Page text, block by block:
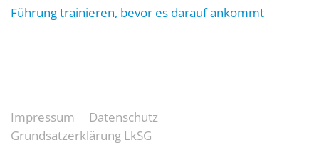
Führung trainieren, bevor es darauf ankommt
Impressum
Datenschutz
Grundsatzerklärung LkSG